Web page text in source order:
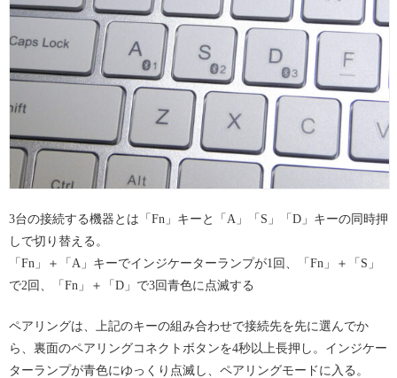
3台の接続する機器とは「Fn」キーと「A」「S」「D」キーの同時押
しで切り替える。
「Fn」＋「A」キーでインジケーターランプが1回、「Fn」＋「S」
で2回、「Fn」＋「D」で3回青色に点滅する
ペアリングは、上記のキーの組み合わせで接続先を先に選んでか
ら、裏面のペアリングコネクトボタンを4秒以上長押し。インジケー
ターランプが青色にゆっくり点滅し、ペアリングモードに入る。